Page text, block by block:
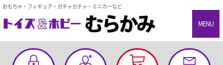
おもちゃ・フィギュア・ガチャガチャ・ミニカーなど
MENU